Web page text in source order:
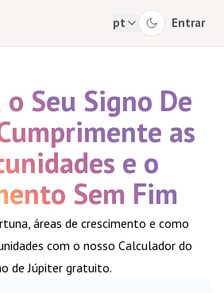
pt Entrar
o Seu Signo De
as
e o
Sem Fim
áreas de crescimento e como
com o nosso Calculador do
de Júpiter gratuito.